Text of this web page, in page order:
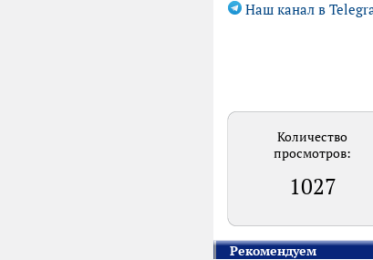
Наш канал в
Количество
просмотров:
1027
Рекомендуем